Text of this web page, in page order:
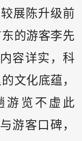
展陈升级前
的游客李先
容详实，科
文化底蕴，
游览不虚此
游客口碑，